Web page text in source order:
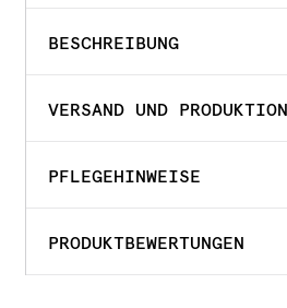
BESCHREIBUNG
VERSAND UND PRODUKTION
PFLEGEHINWEISE
PRODUKTBEWERTUNGEN